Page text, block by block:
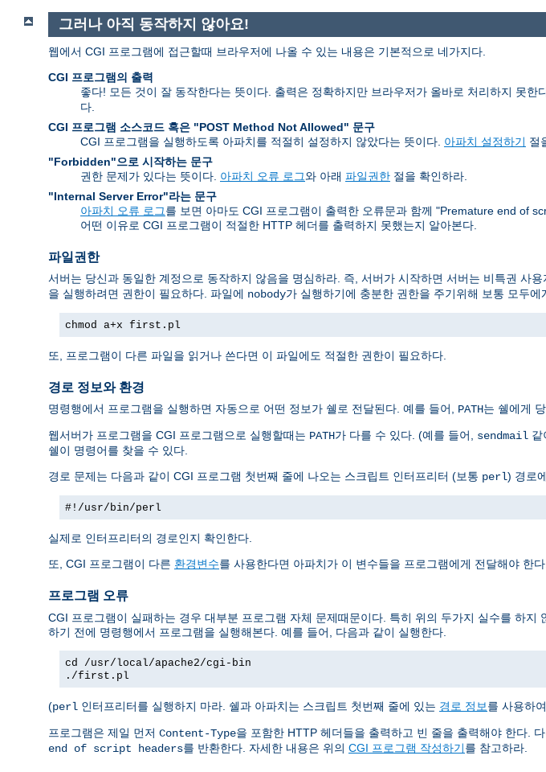
그러나 아직 동작하지 않아요!
웹에서 CGI 프로그램에 접근할때 브라우저에 나올 수 있는 내용은 기본적으로 네가지다.
CGI 프로그램의 출력
좋다! 모든 것이 잘 동작한다는 뜻이다. 출력은 정확하지만 브라우저가 올바로 처리하지 못한
다.
CGI 프로그램 소스코드 혹은 "POST Method Not Allowed" 문구
CGI 프로그램을 실행하도록 아파치를 적절히 설정하지 않았다는 뜻이다. 아파치 설정하기 절
"Forbidden"으로 시작하는 문구
권한 문제가 있다는 뜻이다. 아파치 오류 로그와 아래 파일권한 절을 확인하라.
"Internal Server Error"라는 문구
아파치 오류 로그를 보면 아마도 CGI 프로그램이 출력한 오류문과 함께 "Premature end of
어떤 이유로 CGI 프로그램이 적절한 HTTP 헤더를 출력하지 못했는지 알아본다.
파일권한
서버는 당신과 동일한 계정으로 동작하지 않음을 명심하라. 즉, 서버가 시작하면 서버는 비특권 사용
을 실행하려면 권한이 필요하다. 파일에 nobody가 실행하기에 충분한 권한을 주기위해 보통 모두에
chmod a+x first.pl
또, 프로그램이 다른 파일을 읽거나 쓴다면 이 파일에도 적절한 권한이 필요하다.
경로 정보와 환경
명령행에서 프로그램을 실행하면 자동으로 어떤 정보가 쉘로 전달된다. 예를 들어, PATH는 쉘에게
웹서버가 프로그램을 CGI 프로그램으로 실행할때는 PATH가 다를 수 있다. (예를 들어, sendmail 같
쉘이 명령어를 찾을 수 있다.
경로 문제는 다음과 같이 CGI 프로그램 첫번째 줄에 나오는 스크립트 인터프리터 (보통 perl) 경로
#!/usr/bin/perl
실제로 인터프리터의 경로인지 확인한다.
또, CGI 프로그램이 다른 환경변수를 사용한다면 아파치가 이 변수들을 프로그램에게 전달해야 한
프로그램 오류
CGI 프로그램이 실패하는 경우 대부분 프로그램 자체 문제때문이다. 특히 위의 두가지 실수를 하
하기 전에 명령행에서 프로그램을 실행해본다. 예를 들어, 다음과 같이 실행한다.
cd /usr/local/apache2/cgi-bin
./first.pl
(perl 인터프리터를 실행하지 마라. 쉘과 아파치는 스크립트 첫번째 줄에 있는 경로 정보를 사용하
프로그램은 제일 먼저 Content-Type을 포함한 HTTP 헤더들을 출력하고 빈 줄을 출력해야 한다.
end of script headers를 반환한다. 자세한 내용은 위의 CGI 프로그램 작성하기를 참고하라.